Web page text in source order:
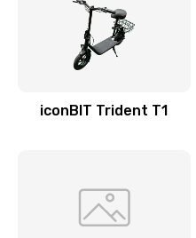
iconBIT Trident T1